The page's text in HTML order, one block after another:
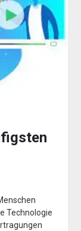
Technologie